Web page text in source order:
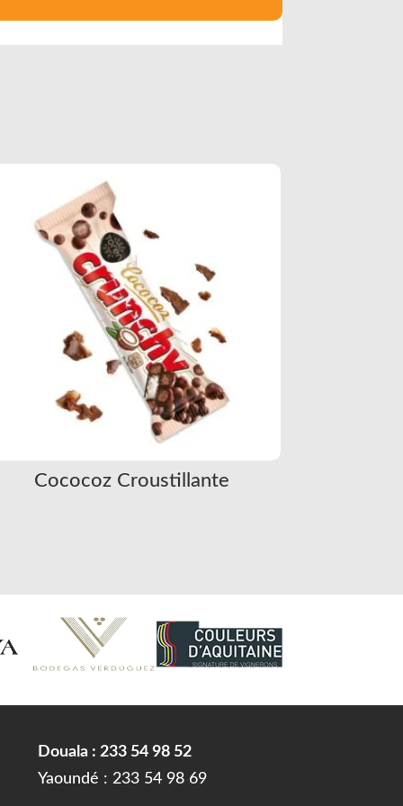
Cococoz Croustillante
Douala : 233 54 98 52
Yaoundé : 233 54 98 69